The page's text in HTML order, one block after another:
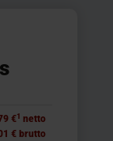
€1 netto
€ brutto